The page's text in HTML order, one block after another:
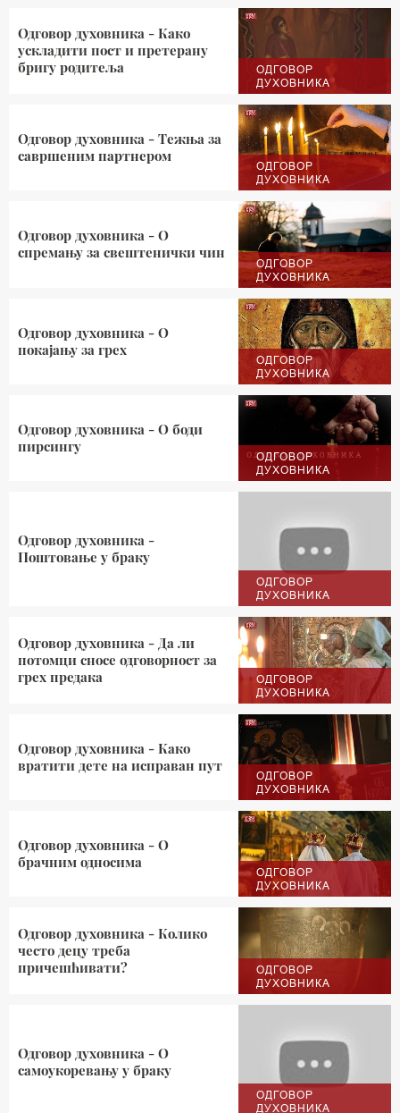
ОДГОВОР
ДУХОВНИКА
Одговор духовника - Како
ускладити пост и претерану
бригу родитеља
ОДГОВОР
ДУХОВНИКА
Одговор духовника - Тежња за
савршеним партнером
ОДГОВОР
ДУХОВНИКА
Одговор духовника - О
спремању за свештенички чин
ОДГОВОР
ДУХОВНИКА
Одговор духовника - О
покајању за грех
ОДГОВОР
ДУХОВНИКА
Одговор духовника - О боди
пирсингу
ОДГОВОР
ДУХОВНИКА
Одговор духовника -
Поштовање у браку
ОДГОВОР
ДУХОВНИКА
Одговор духовника - Да ли
потомци сносе одговорност за
грех предака
ОДГОВОР
ДУХОВНИКА
Одговор духовника - Како
вратити дете на исправан пут
ОДГОВОР
ДУХОВНИКА
Одговор духовника - О
брачним односима
ОДГОВОР
ДУХОВНИКА
Одговор духовника - Колико
често децу треба
причешћивати?
ОДГОВОР
ДУХОВНИКА
Одговор духовника - О
самоукоревању у браку